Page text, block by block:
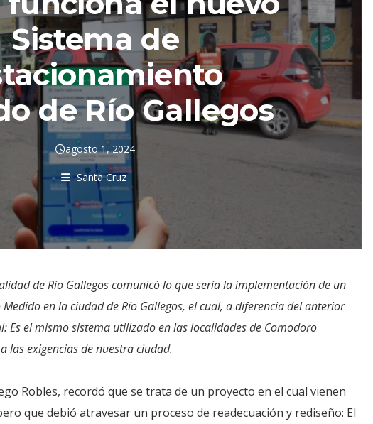
Sistema de
de Río Gallegos
agosto 1, 2024
Santa Cruz
de Río Gallegos comunicó lo que sería la implementación de un
en la ciudad de Río Gallegos, el cual, a diferencia del anterior
Es el mismo sistema utilizado en las localidades de Comodoro
las exigencias de nuestra ciudad.
Robles, recordó que se trata de un proyecto en el cual vienen
que debió atravesar un proceso de readecuación y rediseño: El